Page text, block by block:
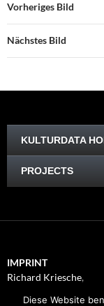
Vorheriges Bild
Nächstes Bild
KULTURDATA
PROJECTS
IMPRINT
Richard Kriesche,
GrazDiese Website